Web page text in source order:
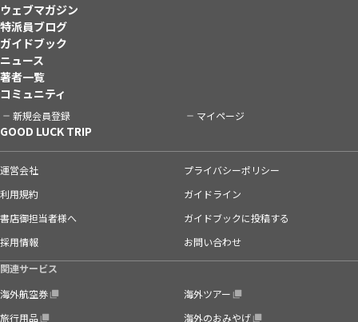
ウェブマガジン
特派員ブログ
ガイドブック
ニュース
著者一覧
コミュニティ
新規会員登録 マイページ
GOOD LUCK TRIP
運営会社
プライバシーポリシー
利用規約
ガイドライン
書店御担当者様へ
ガイドブックに投稿する
採用情報
お問い合わせ
関連サービス
海外航空券
海外ツアー
旅行用品
海外のおみやげ